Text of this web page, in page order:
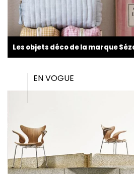
Les objets déco de la marque
EN VOGUE